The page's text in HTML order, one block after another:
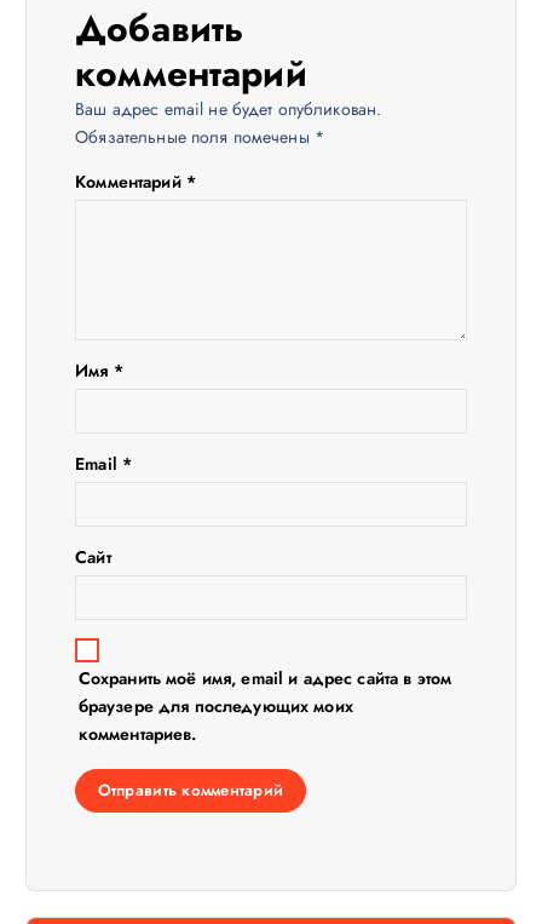
Добавить
комментарий
Ваш адрес email не будет опубликован.
Обязательные поля помечены *
Комментарий *
Имя *
Email *
Сайт
Сохранить моё имя, email и адрес сайта в этом
браузере для последующих моих
комментариев.